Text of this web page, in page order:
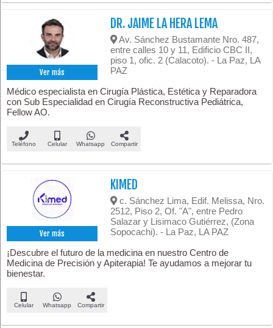
Ver más
DR. JAIME LA HERA LEMA
Av. Sánchez Bustamante Nro. 487,
entre calles 10 y 11, Edificio CBC II,
piso 1, ofic. 2 (Calacoto). - La Paz, LA
PAZ
Médico especialista en Cirugía Plástica, Estética y Reparadora
con Sub Especialidad en Cirugía Reconstructiva Pediátrica,
Fellow AO.
Teléfono Celular Whatsapp Compartir
Ver más
KIMED
c. Sánchez Lima, Edif. Melissa, Nro.
2512, Piso 2, Of. "A", entre Pedro
Salazar y Lisimaco Gutiérrez, (Zona
Sopocachi). - La Paz, LA PAZ
¡Descubre el futuro de la medicina en nuestro Centro de
Medicina de Precisión y Apiterapia! Te ayudamos a mejorar tu
bienestar.
Celular Whatsapp Compartir